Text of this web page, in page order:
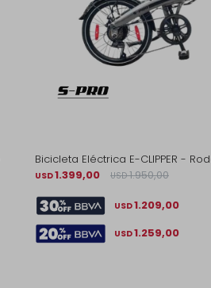
Bicicleta Eléctrica E-CLIPPER -
USD1.399,00 USD 1.950,00
USD1.209,00
USD1.259,00